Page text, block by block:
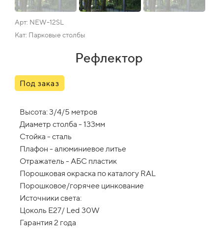
Арт: NEW-12SL
Кат: Парковые столбы
Рефлектор
Под заказ
Высота: 3/4/5 метров
Диаметр столба - 133мм
Стойка - сталь
Плафон - алюминиевое литье
Отражатель - АБС пластик
Порошковая окраска по каталогу RAL
Порошковое/горячее цинкование
Источники света:
Цоколь Е27/ Led 30W
Гарантия 2 года